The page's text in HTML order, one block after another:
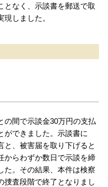
となく、示談書を郵送で取
しました。
の間で示談金30万円の支払
ができました。示談書に
と、被害届を取り下げると
からわずか数日で示談を締
た。その結果、本件は検察
捜査段階で終了となりまし